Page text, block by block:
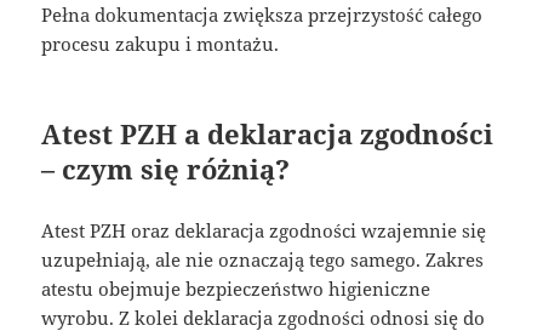
Pełna dokumentacja zwiększa przejrzystość całego
procesu zakupu i montażu.
Atest PZH a deklaracja zgodności
– czym się różnią?
Atest PZH oraz deklaracja zgodności wzajemnie się
uzupełniają, ale nie oznaczają tego samego. Zakres
atestu obejmuje bezpieczeństwo higieniczne
wyrobu. Z kolei deklaracja zgodności odnosi się do